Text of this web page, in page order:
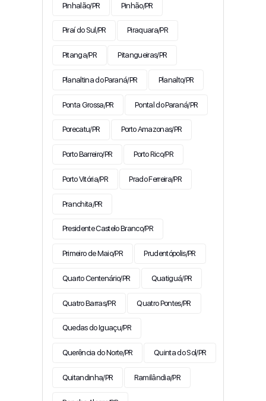
Pinhalão/PR Pinhão/PR
Piraí do Sul/PR Piraquara/PR
Pitanga/PR Pitangueiras/PR
Planaltina do Paraná/PR Planalto/PR
Ponta Grossa/PR Pontal do Paraná/PR
Porecatu/PR Porto Amazonas/PR
Porto Barreiro/PR Porto Rico/PR
Porto Vitória/PR Prado Ferreira/PR
Pranchita/PR
Presidente Castelo Branco/PR
Primeiro de Maio/PR Prudentópolis/PR
Quarto Centenário/PR Quatiguá/PR
Quatro Barras/PR Quatro Pontes/PR
Quedas do Iguaçu/PR
Querência do Norte/PR Quinta do Sol/PR
Quitandinha/PR Ramilândia/PR